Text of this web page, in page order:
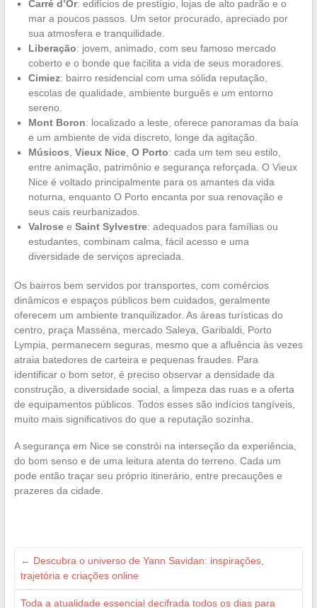
Carré d’Or: edifícios de prestígio, lojas de alto padrão e o
mar a poucos passos. Um setor procurado, apreciado por
sua atmosfera e tranquilidade.
Liberação: jovem, animado, com seu famoso mercado
coberto e o bonde que facilita a vida de seus moradores.
Cimiez: bairro residencial com uma sólida reputação,
escolas de qualidade, ambiente burguês e um entorno
sereno.
Mont Boron: localizado a leste, oferece panoramas da baía
e um ambiente de vida discreto, longe da agitação.
Músicos Vieux Nice, O Porto: cada um tem seu estilo,
entre animação, patrimônio e segurança reforçada. O Vieux
Nice é voltado principalmente para os amantes da vida
noturna, enquanto O Porto encanta por sua renovação e
seus cais reurbanizados.
Valrosee Saint Sylvestre: adequados para famílias ou
estudantes, combinam calma, fácil acesso e uma
diversidade de serviços apreciada.
Os bairros bem servidos por transportes, com comércios
dinâmicos e espaços públicos bem cuidados, geralmente
oferecem um ambiente tranquilizador. As áreas turísticas do
centro, praça Masséna, mercado Saleya, Garibaldi, Porto
Lympia, permanecem seguras, mesmo que a afluência às vezes
atraia batedores de carteira e pequenas fraudes. Para
identificar o bom setor, é preciso observar a densidade da
construção, a diversidade social, a limpeza das ruas e a oferta
de equipamentos públicos. Todos esses são indícios tangíveis,
muito mais significativos do que a reputação sozinha.
A segurança em Nice se constrói na interseção da experiência,
do bom senso e de uma leitura atenta do terreno. Cada um
pode então traçar seu próprio itinerário, entre precauções e
prazeres da cidade.
← Descubra o universo de Yann Savidan: inspirações,
trajetória e criações online
Toda a atualidade essencial decifrada todos os dias para